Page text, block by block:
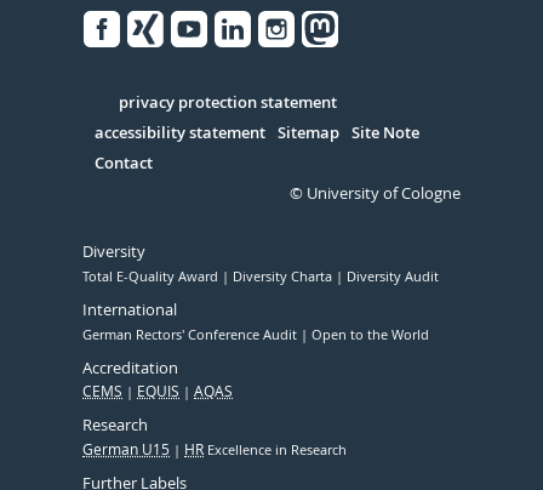
Serivce
privacy protection statement
accessibility statement Sitemap Site Note
Contact
© University of Cologne
Diversity
Total E-Quality Award Diversity Charta Diversity Audit
International
German Rectors' Conference Audit Open to the World
Accreditation
CEMS EQUIS AQAS
Research
German U15 HR Excellence in Research
Further Labels